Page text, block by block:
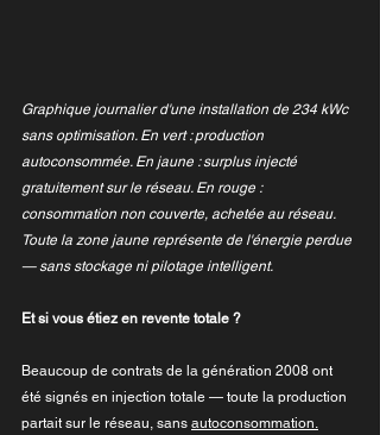
Graphique journalier d'une installation de 234 kWc
sans optimisation. En vert : production
autoconsommée. En jaune : surplus injecté
gratuitement sur le réseau. En rouge :
consommation non couverte, achetée au réseau.
Toute la zone jaune représente de l'énergie perdue
— sans stockage ni pilotage intelligent.
Et si vous étiez en revente totale ?
Beaucoup de contrats de la génération 2008 ont
été signés en injection totale — toute la production
partait sur le réseau, sans autoconsommation.